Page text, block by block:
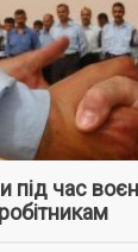
під час